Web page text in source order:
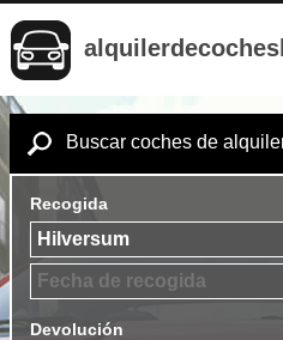
Buscar coches de
Recogida
Devolución